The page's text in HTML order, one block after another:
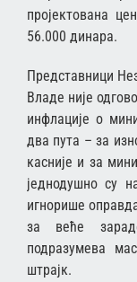
пројектована
56.000 динара.
Представници
Владе није
инфлације о
два пута – за
касније и за
једнодушно су
игнорише
за веће
подразумева
штрајк.